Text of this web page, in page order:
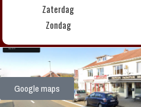
Zaterdag
Zondag
Google maps